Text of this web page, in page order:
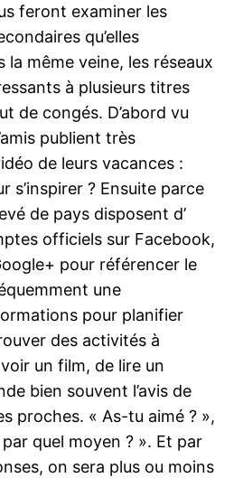
feront examiner les
qu’elles
même veine, les réseaux
à plusieurs titres
de congés. D’abord vu
publient très
de leurs vacances :
s’inspirer ? Ensuite parce
de pays disposent d’
officiels sur Facebook,
pour référencer le
une
pour planifier
des activités à
un film, de lire un
bien souvent l’avis de
proches. « As-tu aimé ? »,
par quel moyen ? ». Et par
on sera plus ou moins